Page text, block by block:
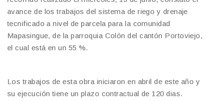
avance de los trabajos del sistema de riego y drenaje
tecnificado a nivel de parcela para la comunidad
Mapasingue, de la parroquia Colón del cantón Portoviejo,
el cual está en un 55 %.
Los trabajos de esta obra iniciaron en abril de este año y
su ejecución tiene un plazo contractual de 120 dias.